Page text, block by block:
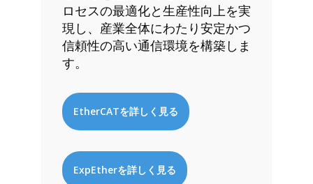
ロセスの最適化と生産性向上を実
現し、産業全体にわたり安定かつ
信頼性の高い通信環境を構築しま
す。
EtherCATを詳しく見る
ExpEtherを詳しく見る